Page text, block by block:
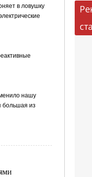
в ловушку
нашу
большая из